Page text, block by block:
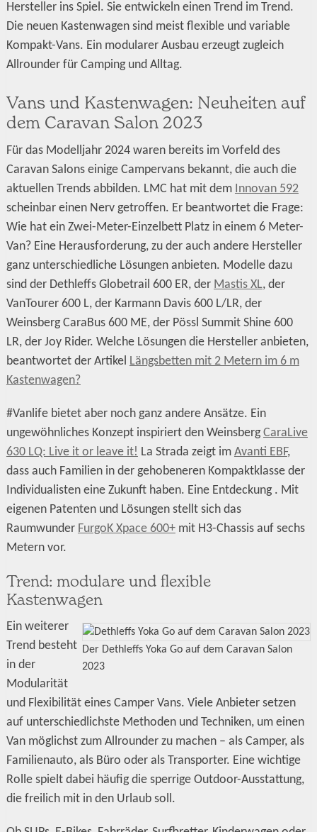
Hersteller ins Spiel. Sie entwickeln einen Trend im Trend.
Die neuen Kastenwagen sind meist flexible und variable
Kompakt-Vans. Ein modularer Ausbau erzeugt zugleich
Allrounder für Camping und Alltag.
Vans und Kastenwagen: Neuheiten auf
dem Caravan Salon 2023
Für das Modelljahr 2024 waren bereits im Vorfeld des
Caravan Salons einige Campervans bekannt, die auch die
aktuellen Trends abbilden. LMC hat mit dem Innovan 592
scheinbar einen Nerv getroffen. Er beantwortet die Frage:
Wie hat ein Zwei-Meter-Einzelbett Platz in einem 6 Meter-
Van? Eine Herausforderung, zu der auch andere Hersteller
ganz unterschiedliche Lösungen anbieten. Modelle dazu
sind der Dethleffs Globetrail 600 ER, der Mastis XL, der
VanTourer 600 L, der Karmann Davis 600 L/LR, der
Weinsberg CaraBus 600 ME, der Pössl Summit Shine 600
LR, der Joy Rider. Welche Lösungen die Hersteller anbieten,
beantwortet der Artikel Längsbetten mit 2 Metern im 6 m
Kastenwagen?
#Vanlife bietet aber noch ganz andere Ansätze. Ein
ungewöhnliches Konzept inspiriert den WeinsbergCaraLive
630 LQ: Live it or leave it! La Strada zeigt im Avanti EBF,
dass auch Familien in der gehobeneren Kompaktklasse der
Individualisten eine Zukunft haben. Eine Entdeckung . Mit
eigenen Patenten und Lösungen stellt sich das
Raumwunder FurgoK Xpace 600+mit H3-Chassis auf sechs
Metern vor.
Trend: modulare und flexible
Kastenwagen
Der Dethleffs Yoka Go auf dem Caravan Salon
2023
Ein weiterer
Trend besteht
in der
Modularität
und Flexibilität eines Camper Vans. Viele Anbieter setzen
auf unterschiedlichste Methoden und Techniken, um einen
Van möglichst zum Allrounder zu machen – als Camper, als
Familienauto, als Büro oder als Transporter. Eine wichtige
Rolle spielt dabei häufig die sperrige Outdoor-Ausstattung,
die freilich mit in den Urlaub soll.